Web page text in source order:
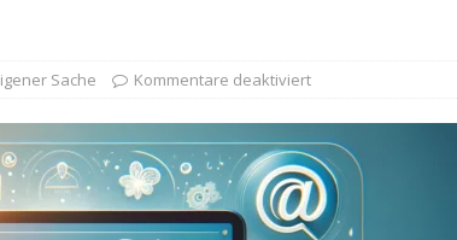
Sache Kommentare deaktiviert